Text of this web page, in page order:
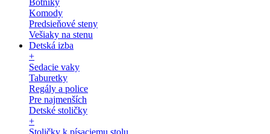
Botníky
Komody
Predsieňové steny
Vešiaky na stenu
Detská izba
+
Sedacie vaky
Taburetky
Regály a police
Pre najmenších
Detské stoličky
+
Stoličky k písaciemu stolu